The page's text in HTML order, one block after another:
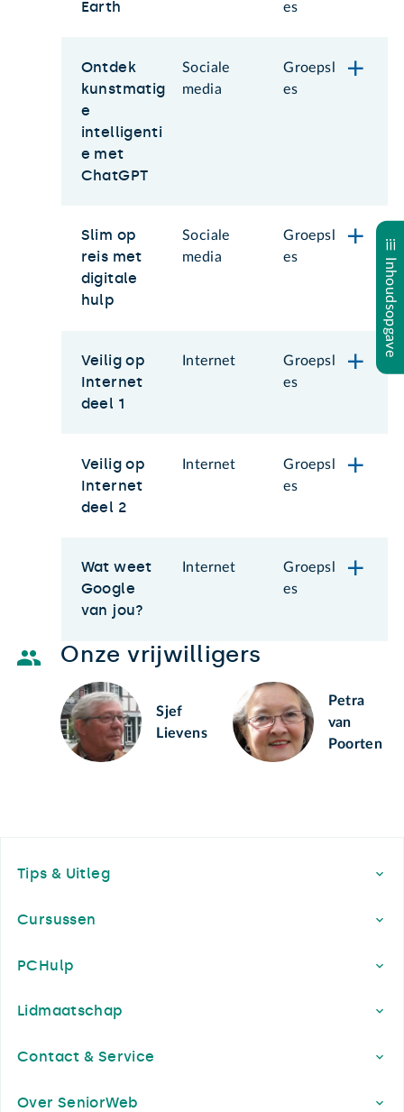
Inhoudsopgave
Earth
es
Ontdek
kunstmatig
e
intelligenti
e met
ChatGPT
Sociale
media
Groepsl
es
Slim op
reis met
digitale
hulp
Sociale
media
Groepsl
es
Veilig op
Internet
deel 1
Internet
Groepsl
es
Veilig op
Internet
deel 2
Internet
Groepsl
es
Wat weet
Google
van jou?
Internet
Groepsl
es
Onze vrijwilligers
Sjef
Lievens
Petra
van
Poorten
Tips & Uitleg
Cursussen
PCHulp
Lidmaatschap
Contact & Service
Over SeniorWeb